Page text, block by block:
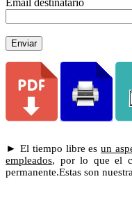
Email destinatario
Enviar
► El tiempo libre esun
empleados, por lo que el
permanente.Estas son